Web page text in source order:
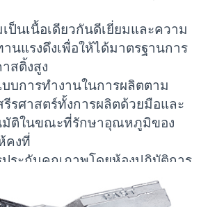
ป็นเนื้อเดียวกันดีเยี่ยมและความ
นแรงดึงเพื่อให้ได้มาตรฐานการ
สติ้งสูง
บการทำงานในการผลิตตาม
รศาสตร์ทั้งการผลิตด้วยมือและ
มัติในขณะที่รักษาอุณหภูมิของ
คงที่
ประกันคุณภาพโดยห้องปฏิบัติการ
ประโยชน์ CEPA ได้